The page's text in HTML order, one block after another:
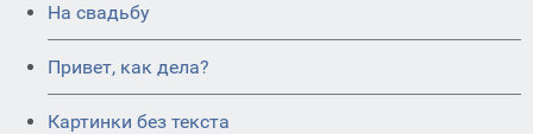
На свадьбу
Привет, как дела?
Картинки без текста